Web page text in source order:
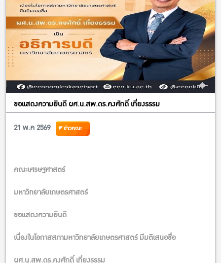
และ “คาร์บอน” จะกลายเป็นสินทรัพย์ใหม่ของเกษตรกรไทยได้
จริงหรือไม่
นี่ไม่ใช่แค่งานเสวนา
แต่นี่คือเวทีชวนคิดเรื่อง “รายได้ใหม่” ของเกษตรกรไทยในโลก Net
วันอังคารที่ 9 มิถุนายน 2569
เวลา 08.30–13.00 น.
ห้อง EC5205 ชั้น 2 อาคาร 5 คณะเศรษฐศาสตร์ มหาวิทยาลัย
เกษตรศาสตร์
ขอแสดงความยินดี ผศ.น.สพ.ดร.คงศักดิ์ เที่ยงรรรม
21 พ.ค 2569
ข่าวคณะ
คณะเศรษฐศาสตร์
มหาวิทยาลัยเกษตรศาสตร์
ขอแสดงความยินดี
เนื่องในโอกาสสภามหาวิทยาลัยเกษตรศาสตร์ มีมติเสนอชื่อ
ผศ.น.สพ.ดร.คงศักดิ์ เที่ยงรรรม